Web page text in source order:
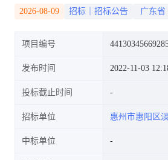
2026-08-09 招标｜招标公告 广东省
项目编号
发布时间 2022-11-03
投标截止时间
招标单位 惠州市惠阳区
中标单位